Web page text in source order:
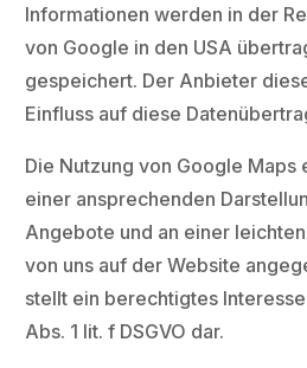
Informationen werden in der
von Google in den USA
gespeichert. Der Anbieter
Einfluss auf diese
Die Nutzung von Google Maps
einer ansprechenden
Angebote und an einer
von uns auf der Website
stellt ein berechtigtes
Abs. 1 lit. f DSGVO dar.